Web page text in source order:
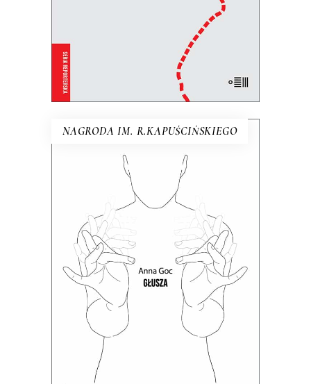
E-BOOK DO KOSZYKA
NAGRODA IM. R.KAPUŚCIŃSKIEGO
GŁUSZA
Dotąd o głuchych wypowiadali się
głównie ci, którzy słyszą. Teraz głusi
chcą opowiedzieć o sobie sami.
49.00 24.50